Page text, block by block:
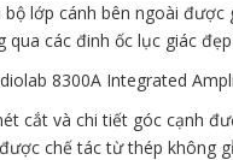
bộ lớp cánh bên ngoài
qua các đinh ốc lục giác
cắt và chi tiết góc cạnh
chế tác từ thép không